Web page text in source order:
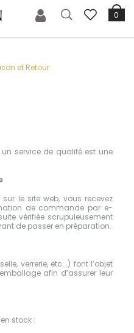
0
et Retour
service de qualité est une
le site web, vous recevez
de commande par e-
vérifiée scrupuleusement
de passer en préparation.
verrerie, etc.…) font l’objet
afin d’assurer leur
stock :